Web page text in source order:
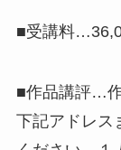
■受講料
■作品講評…
下記アドレス